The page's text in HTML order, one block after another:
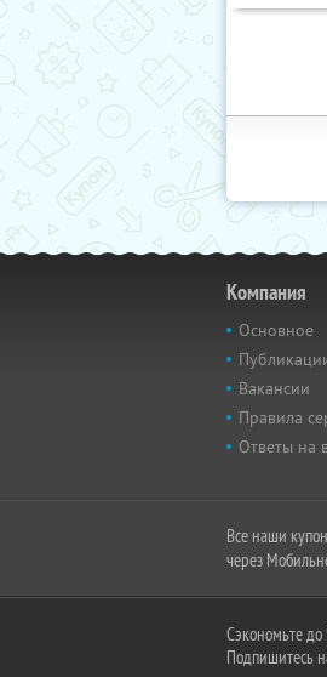
Компания
Основное
Вакансии
Правила
Ответы на
Все наши
через
Сэкономьте
Подпишитесь